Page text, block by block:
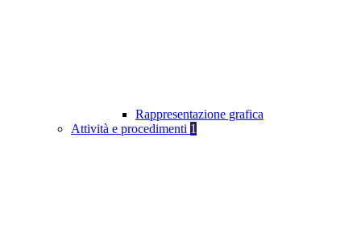
Rappresentazione grafica
Attività e procedimenti 1